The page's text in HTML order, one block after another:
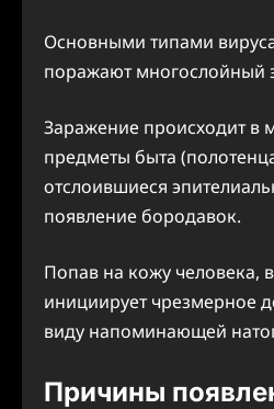
Основными типами
поражают
Заражение происходит в
предметы быта
отслоившиеся
появление бородавок.
Попав на кожу человека,
инициирует чрезмерное
виду напоминающей
Причины